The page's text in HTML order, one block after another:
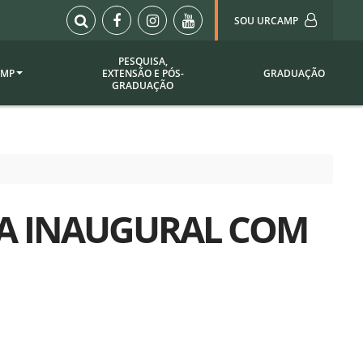
SOU URCAMP
Sou Urcamp (Portal)
Biblioteca
Plataforma Moodle
Setor de Registros
de
PESQUISA,
EXTENSÃO E PÓS-
GRADUAÇÃO
GRADUAÇÃO
INAUGURAL COM